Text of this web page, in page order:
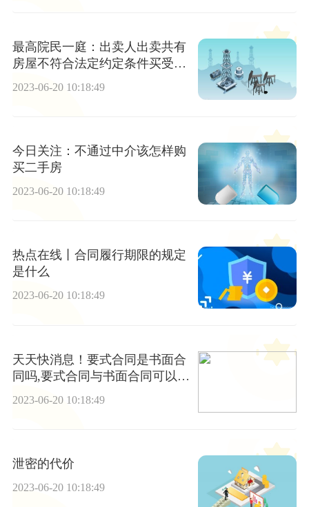
最高院民一庭：出卖人出卖共有
房屋不符合法定约定条件买受人
2023-06-20 10:18:49
今日关注：不通过中介该怎样购
买二手房
2023-06-20 10:18:49
热点在线丨合同履行期限的规定
是什么
2023-06-20 10:18:49
天天快消息！要式合同是书面合
同吗,要式合同与书面合同可以划
2023-06-20 10:18:49
泄密的代价
2023-06-20 10:18:49